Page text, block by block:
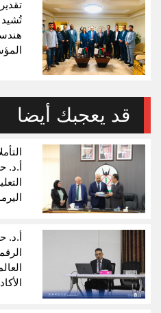
قد يعجبك أيضا
أ.د.
أ.د.